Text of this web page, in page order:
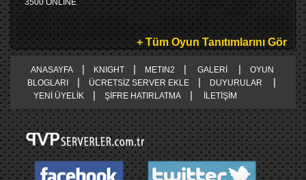
+ Tüm Oyun Tanıtımlarını Gör
ANASAYFA | KNIGHT | METIN2 | GALERİ |
OYUN
BLOGLARI
| ÜCRETSİZ SERVER EKLE | DUYURULAR |
YENİ ÜYELİK | ŞİFRE HATIRLATMA | İLETİŞİM